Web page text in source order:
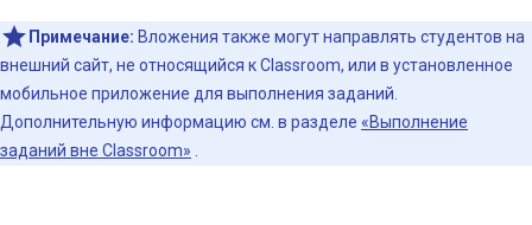
Примечание: Вложения также могут направлять студентов на
внешний сайт, не относящийся к Classroom, или в установленное
мобильное приложение для выполнения заданий.
Дополнительную информацию см. в разделе «Выполнение
заданий вне Classroom»